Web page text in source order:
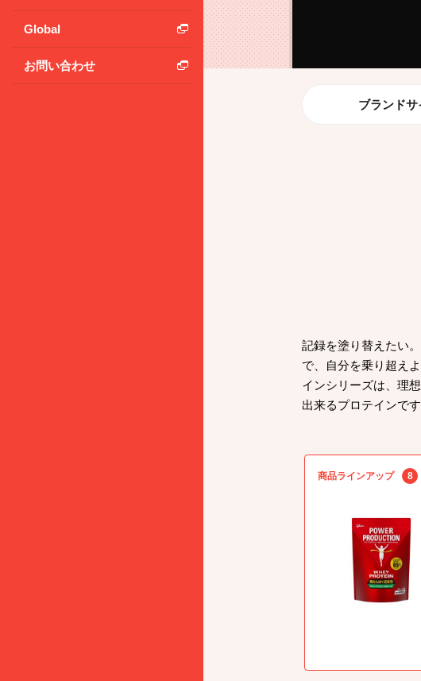
Global
お問い合わせ
ブランドサ
記録を塗り替えたい
で、自分を乗り超え
インシリーズは、理
出来るプロテインです
商品ラインアップ 8